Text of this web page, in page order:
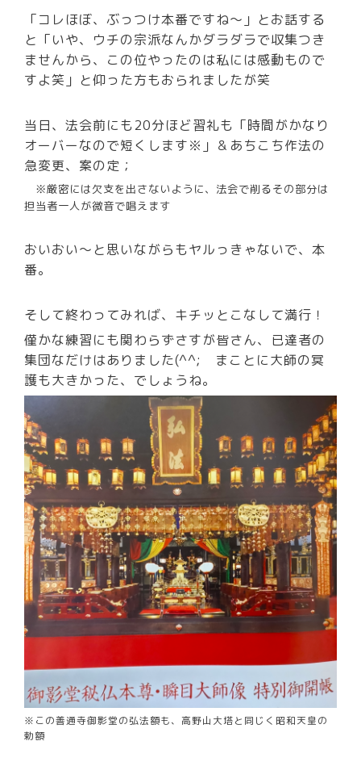
「コレほぼ、ぶっつけ本番ですね～」とお話する
と「いや、ウチの宗派なんかダラダラで収集つき
ませんから、この位やったのは私には感動もので
すよ笑」と仰った方もおられましたが笑
当日、法会前にも20分ほど習礼も「時間がかなり
オーバーなので短くします※」＆あちこち作法の
急変更、案の定；
※厳密には欠支を出さないように、法会で削るその部分は
担当者一人が微音で唱えます
おいおい～と思いながらもヤルっきゃないで、本
番。
そして終わってみれば、キチッとこなして満行！
僅かな練習にも関わらずさすが皆さん、已達者の
集団なだけはありました(^^; まことに大師の冥
護も大きかった、でしょうね。
※この善通寺御影堂の弘法額も、高野山大塔と同じく昭和天皇の
勅額